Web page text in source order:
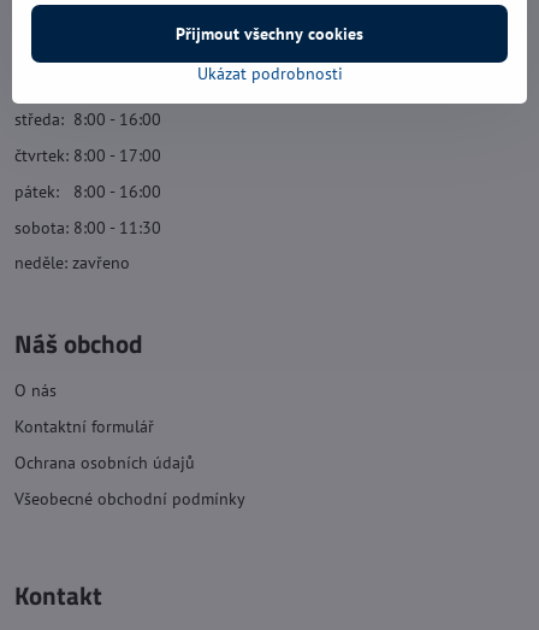
Otevírací doba:
středa: 8:00 - 16:00
čtvrtek: 8:00 - 17:00
pátek: 8:00 - 16:00
sobota: 8:00 - 11:30
neděle: zavřeno
Náš obchod
O nás
Kontaktní formulář
Ochrana osobních údajů
Všeobecné obchodní podmínky
Kontakt
Ukázat podrobnosti
Přijmout všechny cookies